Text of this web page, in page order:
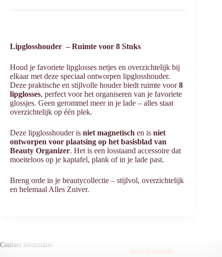
Lipglosshouder – Ruimte voor 8 Stuks
Houd je favoriete lipglosses netjes en overzichtelijk bij
elkaar met deze speciaal ontworpen lipglosshouder.
Deze praktische en stijlvolle houder biedt ruimte voor8
lipglosses, perfect voor het organiseren van je favoriete
glossjes. Geen gerommel meer in je lade – alles staat
overzichtelijk op één plek.
Deze lipglosshouder is niet magnetisch en is niet
ontworpen voor plaatsing op het basisblad van
Beauty Organizer. Het is een losstaand accessoire dat
moeiteloos op je kaptafel, plank of in je lade past.
Breng orde in je beautycollectie – stijlvol, overzichtelijk
en helemaal Alles Zuiver.
Contact informatie
Veel Gestelde